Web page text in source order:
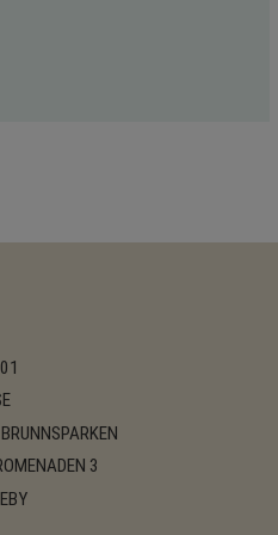
3